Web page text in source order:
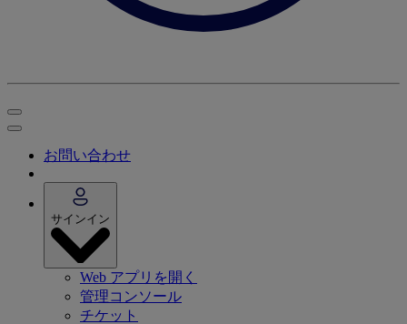
お問い合わせ
サインイン
Web アプリを開く
管理コンソール
チケット